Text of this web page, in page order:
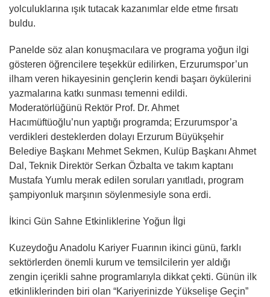
yolculuklarına ışık tutacak kazanımlar elde etme fırsatı
buldu.
Panelde söz alan konuşmacılara ve programa yoğun ilgi
gösteren öğrencilere teşekkür edilirken, Erzurumspor’un
ilham veren hikayesinin gençlerin kendi başarı öykülerini
yazmalarına katkı sunması temenni edildi.
Moderatörlüğünü Rektör Prof. Dr. Ahmet
Hacımüftüoğlu’nun yaptığı programda; Erzurumspor’a
verdikleri desteklerden dolayı Erzurum Büyükşehir
Belediye Başkanı Mehmet Sekmen, Kulüp Başkanı Ahmet
Dal, Teknik Direktör Serkan Özbalta ve takım kaptanı
Mustafa Yumlu merak edilen soruları yanıtladı, program
şampiyonluk marşının söylenmesiyle sona erdi.
İkinci Gün Sahne Etkinliklerine Yoğun İlgi
Kuzeydoğu Anadolu Kariyer Fuarının ikinci günü, farklı
sektörlerden önemli kurum ve temsilcilerin yer aldığı
zengin içerikli sahne programlarıyla dikkat çekti. Günün ilk
etkinliklerinden biri olan “Kariyerinizde Yükselişe Geçin”